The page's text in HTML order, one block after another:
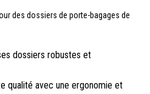
des dossiers de porte-bagages de
dossiers robustes et
qualité avec une ergonomie et